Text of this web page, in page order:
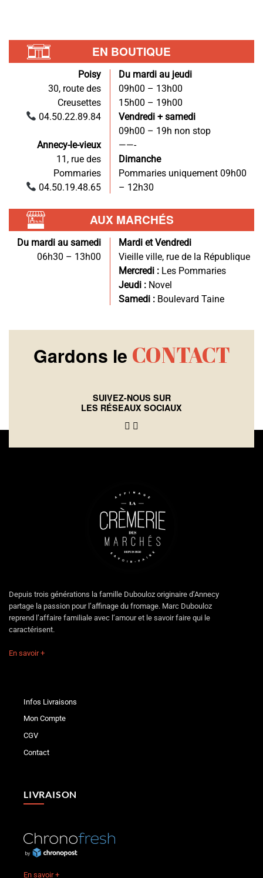
EN BOUTIQUE
Poisy
30, route des
Creusettes
04.50.22.89.84
Annecy-le-vieux
11, rue des
Pommaries
04.50.19.48.65
Du mardi au jeudi
09h00 – 13h00
15h00 – 19h00
Vendredi + samedi
09h00 – 19h non stop
——-
Dimanche
Pommaries uniquement 09h00
– 12h30
AUX MARCHÉS
Du mardi au samedi
06h30 – 13h00
Mardi et Vendredi
Vieille ville, rue de la République
Mercredi : Les Pommaries
Jeudi : Novel
Samedi : Boulevard Taine
Gardons le CONTACT
SUIVEZ-NOUS SUR
LES RÉSEAUX SOCIAUX
Depuis trois générations la famille Dubouloz originaire d’Annecy
partage la passion pour l’affinage du fromage. Marc Dubouloz
reprend l’affaire familiale avec l’amour et le savoir faire qui le
caractérisent.
En savoir +
Infos Livraisons
Mon Compte
CGV
Contact
LIVRAISON
En savoir +